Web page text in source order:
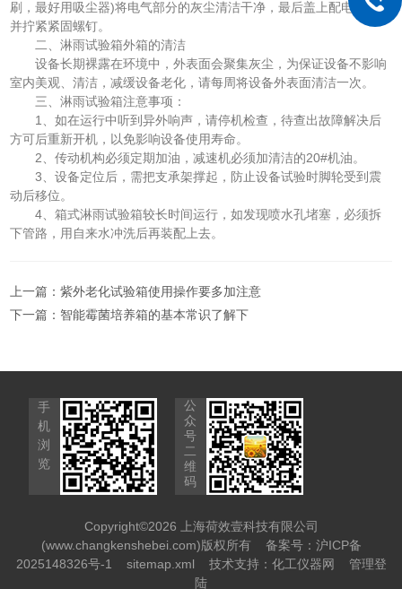
刷，最好用吸尘器)将电气部分的灰尘清洁干净，最后盖上配电室盖，
并拧紧紧固螺钉。
二、淋雨试验箱外箱的清洁
设备长期裸露在环境中，外表面会聚集灰尘，为保证设备不影响
室内美观、清洁，减缓设备老化，请每周将设备外表面清洁一次。
三、淋雨试验箱注意事项：
1、如在运行中听到异外响声，请停机检查，待查出故障解决后
方可后重新开机，以免影响设备使用寿命。
2、传动机构必须定期加油，减速机必须加清洁的20#机油。
3、设备定位后，需把支承架撑起，防止设备试验时脚轮受到震
动后移位。
4、箱式淋雨试验箱较长时间运行，如发现喷水孔堵塞，必须拆
下管路，用自来水冲洗后再装配上去。
上一篇：紫外老化试验箱使用操作要多加注意
下一篇： 智能霉菌培养箱的基本常识了解下
手
机
浏
览
公
众
号
二
维
码
Copyright©2026 上海荷效壹科技有限公司
(www.changkenshebei.com)版权所有 备案号：沪ICP备
2025148326号-1
sitemap.xml 技术支持： 化工仪器网
管理登
陆